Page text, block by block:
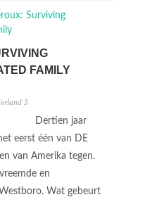
FAMILY
3
Dertien jaar
eerst één van DE
van Amerika tegen.
en
Wat gebeurt